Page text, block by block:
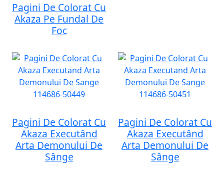
Pagini De Colorat Cu
Akaza Pe Fundal De
Foc
Pagini De Colorat Cu
Akaza Executând
Arta Demonului De
Sânge
Pagini De Colorat Cu
Akaza Executând
Arta Demonului De
Sânge